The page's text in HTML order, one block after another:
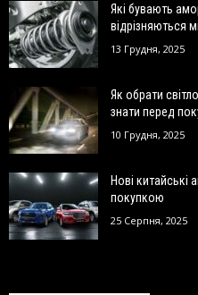
Які бувають
відрізняються
13 Грудня, 2025
Як обрати
знати перед
10 Грудня, 2025
Нові китайські
покупкою
25 Серпня, 2025